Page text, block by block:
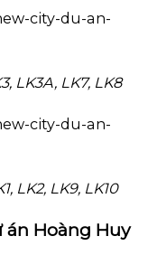
LK3A, LK7, LK8
LK2, LK9, LK10
án Hoàng Huy